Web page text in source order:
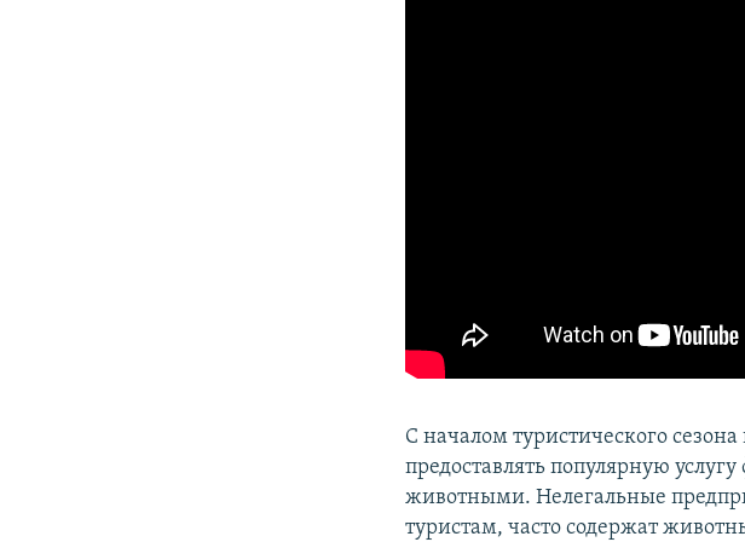
С началом туристического
предоставлять популярную
животными. Нелегальные
туристам, часто содержат